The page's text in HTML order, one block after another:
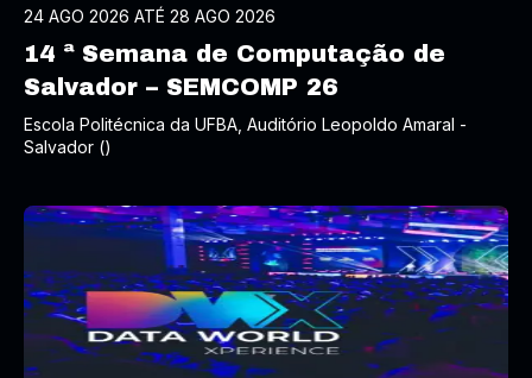
24 AGO 2026 ATÉ 28 AGO 2026
14 ª Semana de Computação de
Salvador – SEMCOMP 26
Escola Politécnica da UFBA, Auditório Leopoldo Amaral -
Salvador ()